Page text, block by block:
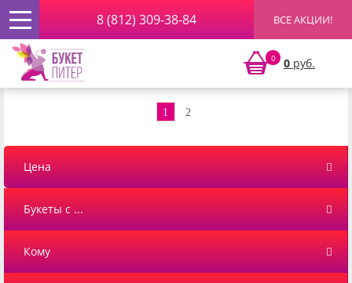
ВСЕ АКЦИИ!
8 (812) 309-38-84
0 0 руб.
Главная РОЗЫ ПОШТУЧНО
Оранжевые розы
1 2
Цена
Букеты с ...
Кому